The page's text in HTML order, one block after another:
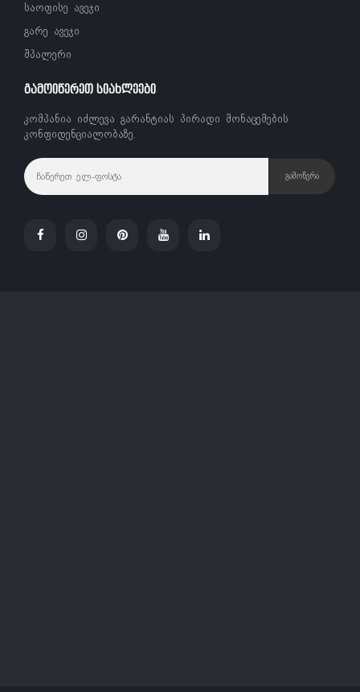
საოფისე ავეჯი
გარე ავეჯი
შპალერი
ᲒᲐᲛᲝᲘᲬᲔᲠᲔᲗ ᲡᲘᲐᲮᲚᲔᲔᲑᲘ
კომპანია იძლევა გარანტიას პირადი მონაცემების
კონფიდენციალობაზე.
ᲒᲐᲛᲝᲬᲔᲠᲐ